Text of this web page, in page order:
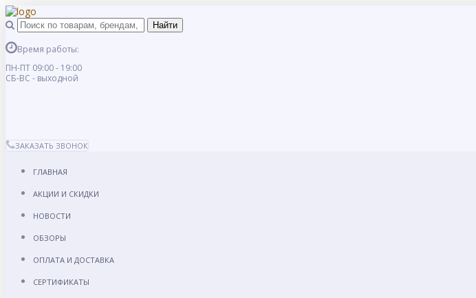
Время работы:
ПН-ПТ 09:00 - 19:00
СБ-ВС - выходной
ЗАКАЗАТЬ ЗВОНОК
ГЛАВНАЯ
АКЦИИ И СКИДКИ
НОВОСТИ
ОБЗОРЫ
ОПЛАТА И ДОСТАВКА
СЕРТИФИКАТЫ